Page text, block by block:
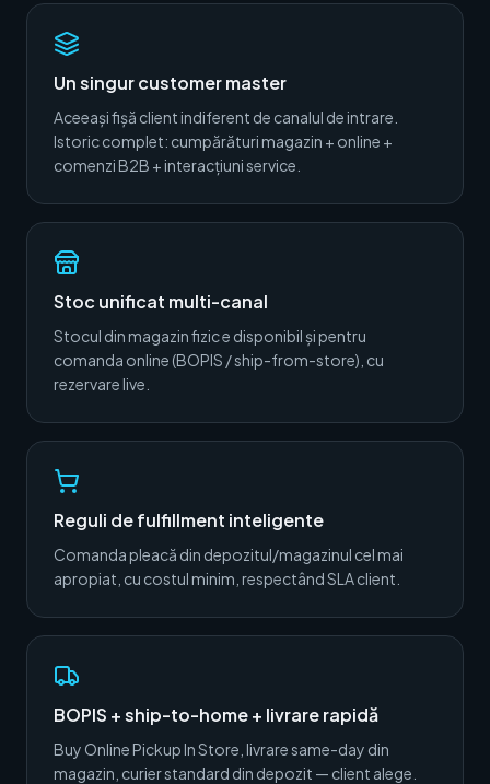
Un singur customer master
Aceeași fișă client indiferent de canalul de intrare.
Istoric complet: cumpărături magazin + online +
comenzi B2B + interacțiuni service.
Stoc unificat multi-canal
Stocul din magazin fizic e disponibil și pentru
comanda online (BOPIS / ship-from-store), cu
rezervare live.
Reguli de fulfillment inteligente
Comanda pleacă din depozitul/magazinul cel mai
apropiat, cu costul minim, respectând SLA client.
BOPIS + ship-to-home + livrare rapidă
Buy Online Pickup In Store, livrare same-day din
magazin, curier standard din depozit — client alege.